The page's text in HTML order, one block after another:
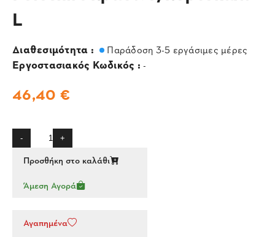
L
Διαθεσιμότητα : Παράδοση 3-5 εργάσιμες μέρες
Εργοστασιακός Κωδικός : -
46,40 €
- +
Προσθήκη στο καλάθι
Άμεση Αγορά
Αγαπημένα